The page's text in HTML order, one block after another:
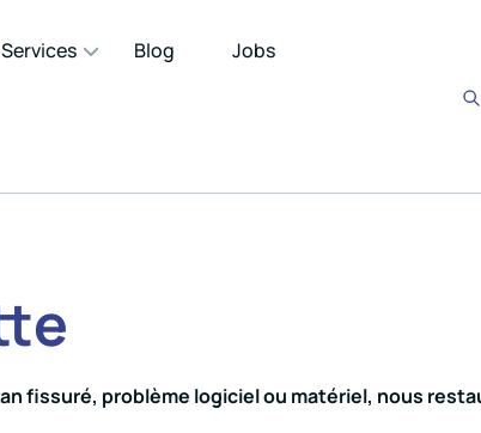
Services Blog Jobs
fissuré, problème logiciel ou matériel, nous